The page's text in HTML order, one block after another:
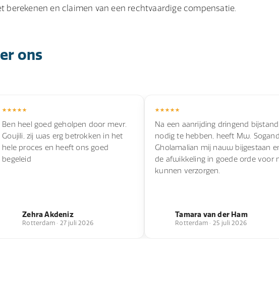
berekenen en claimen van een rechtvaardige compensatie.
ons
Ben heel goed geholpen door mevr.
Goujili, zij was erg betrokken in het
hele proces en heeft ons goed
begeleid
Zehra Akdeniz
Rotterdam · 27 juli 2026
Na een aanrijding dringend bijstand
nodig te hebben, heeft Mw.
Gholamalian mij nauw bijgestaan
de afwikkeling in goede orde voor
kunnen verzorgen.
Tamara van der Ham
Rotterdam · 25 juli 2026